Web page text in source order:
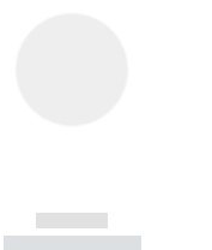
------------
----------- -----------